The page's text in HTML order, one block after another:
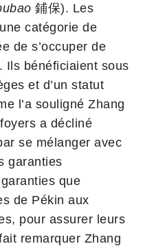
鋪保). Les
catégorie de
de s’occuper de
Ils bénéficiaient sous
et d’un statut
l’a souligné Zhang
a décliné
se mélanger avec
garanties
que
de Pékin aux
pour assurer leurs
remarquer Zhang